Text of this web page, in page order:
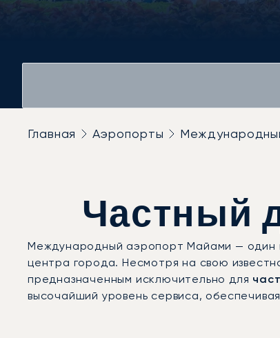
Главная Аэропорты
Частный
Международный аэропорт Майами — один
центра города. Несмотря на свою
предназначенным исключительно для
высочайший уровень сервиса,